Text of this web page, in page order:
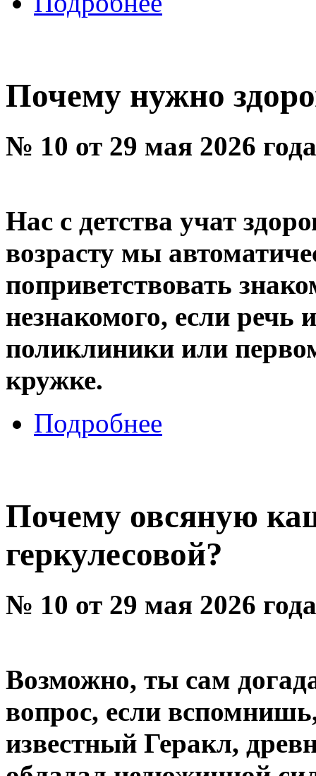
Почему нужно
№ 10 от 29 мая 2026
Нас с детства учат
возрасту мы
поприветствовать
незнакомого, если речь
поликлиники или
кружке.
Подробнее
Почему овсяную
геркулесовой?
№ 10 от 29 мая 2026
Возможно, ты сам
вопрос, если
известный Геракл,